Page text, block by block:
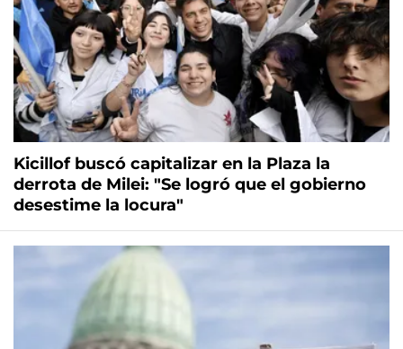
Kicillof buscó capitalizar en la Plaza la
derrota de Milei: "Se logró que el gobierno
desestime la locura"